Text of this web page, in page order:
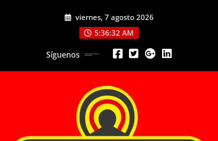
viernes, 7 agosto 2026
5:36:33 AM
Síguenos